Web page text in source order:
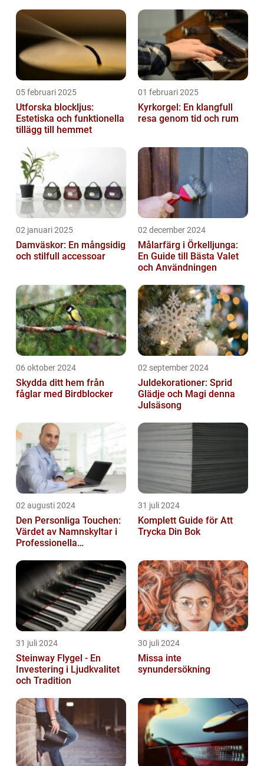
05 februari 2025
Utforska blockljus:
Estetiska och funktionella
tillägg till hemmet
01 februari 2025
Kyrkorgel: En klangfull
resa genom tid och rum
02 januari 2025
Damväskor: En mångsidig
och stilfull accessoar
02 december 2024
Målarfärg i Örkelljunga:
En Guide till Bästa Valet
och Användningen
06 oktober 2024
Skydda ditt hem från
fåglar med Birdblocker
02 september 2024
Juldekorationer: Sprid
Glädje och Magi denna
Julsäsong
02 augusti 2024
Den Personliga Touchen:
Värdet av Namnskyltar i
Professionella
31 juli 2024
Komplett Guide för Att
Trycka Din Bok
31 juli 2024
Steinway Flygel - En
Investering i Ljudkvalitet
och Tradition
30 juli 2024
Missa inte
synundersökning